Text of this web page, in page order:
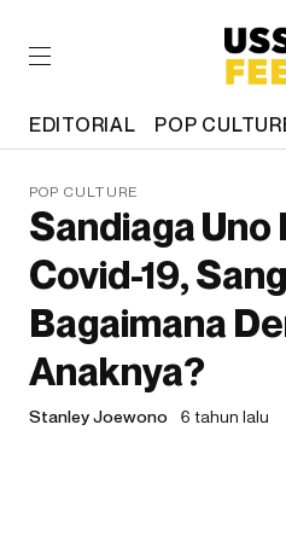
EDITORIAL POP
POP CULTURE
Sandiaga Uno
Covid-19,
Bagaimana
Anaknya?
Stanley Joewono 6 tahun lalu